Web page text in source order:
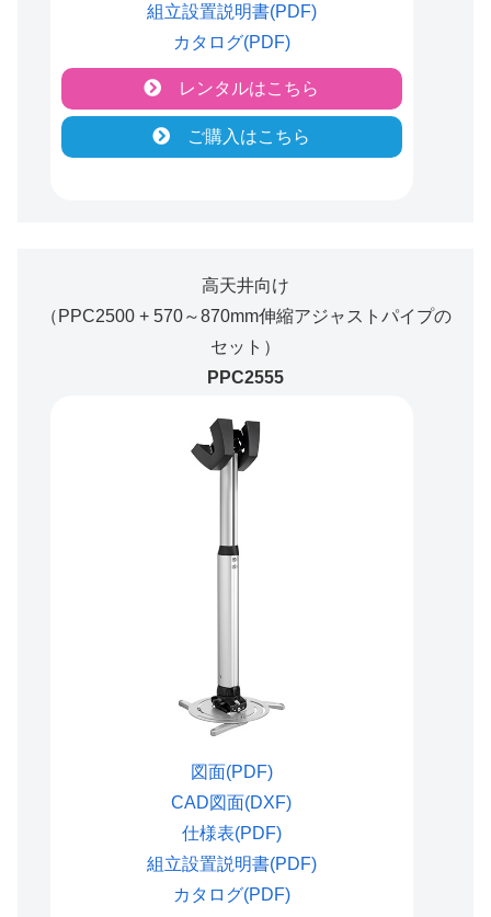
組立設置説明書(PDF)
カタログ(PDF)
レンタルはこちら
ご購入はこちら
高天井向け
（PPC2500 + 570～870mm伸縮アジャストパイプの
セット）
PPC2555
図面(PDF)
CAD図面(DXF)
仕様表(PDF)
組立設置説明書(PDF)
カタログ(PDF)